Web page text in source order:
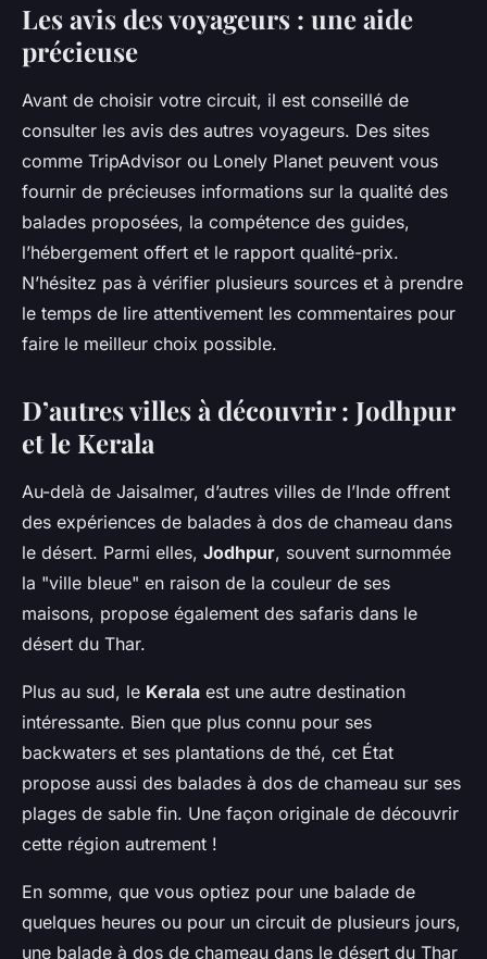
Les avis des voyageurs : une aide
précieuse
Avant de choisir votre circuit, il est conseillé de
consulter les avis des autres voyageurs. Des sites
comme TripAdvisor ou Lonely Planet peuvent vous
fournir de précieuses informations sur la qualité des
balades proposées, la compétence des guides,
l’hébergement offert et le rapport qualité-prix.
N’hésitez pas à vérifier plusieurs sources et à prendre
le temps de lire attentivement les commentaires pour
faire le meilleur choix possible.
D’autres villes à découvrir : Jodhpur
et le Kerala
Au-delà de Jaisalmer, d’autres villes de l’Inde offrent
des expériences de balades à dos de chameau dans
le désert. Parmi elles, Jodhpur, souvent surnommée
la "ville bleue" en raison de la couleur de ses
maisons, propose également des safaris dans le
désert du Thar.
Plus au sud, le Kerala est une autre destination
intéressante. Bien que plus connu pour ses
backwaters et ses plantations de thé, cet État
propose aussi des balades à dos de chameau sur ses
plages de sable fin. Une façon originale de découvrir
cette région autrement !
En somme, que vous optiez pour une balade de
quelques heures ou pour un circuit de plusieurs jours,
une balade à dos de chameau dans le désert du Thar